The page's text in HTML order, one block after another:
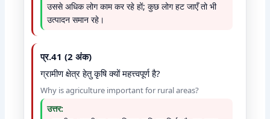
उससे अधिक लोग काम कर रहे हों; कुछ लोग हट जाएँ तो भी
उत्पादन समान रहे।
प्र.41 (2 अंक)
ग्रामीण क्षेत्र हेतु कृषि क्यों महत्त्वपूर्ण है?
Why is agriculture important for rural areas?
उत्तर: